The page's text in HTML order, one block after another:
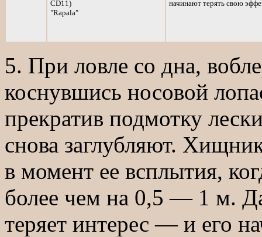
CD11)
"Rapala"
начинают терять свою
5. При ловле со дна,
коснувшись носовой
прекратив подмотку
снова заглубляют.
в момент ее всплытия,
более чем на 0,5 — 1 м.
теряет интерес — и его